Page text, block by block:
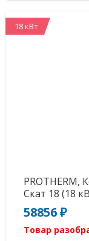
18 кВт
PROTHERM,
Скат 18 (18
58856 ₽
Товар